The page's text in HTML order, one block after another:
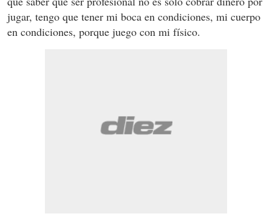
jugar, tengo que tener mi boca en condiciones, mi cuerpo
en condiciones, porque juego con mi físico.